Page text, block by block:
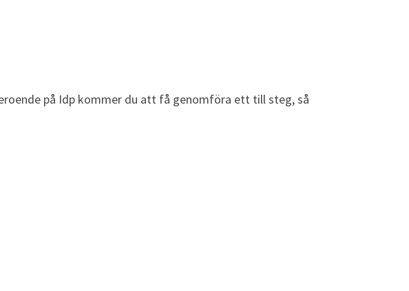
på Idp kommer du att få genomföra ett till steg, så